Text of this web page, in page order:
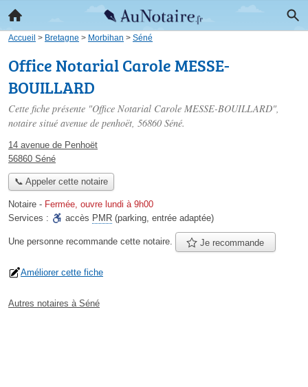
Accueil > Bretagne > Morbihan > Séné
Office Notarial Carole MESSE-
BOUILLARD
Cette fiche présente "Office Notarial Carole MESSE-BOUILLARD",
notaire situé avenue de penhoët, 56860 Séné.
14 avenue de Penhoët
56860 Séné
📞 Appeler cette notaire
Notaire - Fermée, ouvre lundi à 9h00
Services :
accès PMR (parking, entrée adaptée)
Une personne recommande cette notaire. Je recommande
Améliorer cette fiche
Autres notaires à Séné